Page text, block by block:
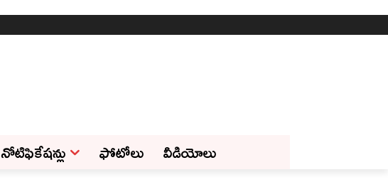
నోటిఫికేషన్లు ఫోటోలు వీడియోలు